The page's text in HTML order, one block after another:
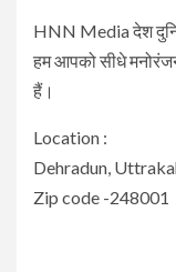
HNN Media देश
हम आपको सीधे
हैं।
Location :
Dehradun,
Zip code -248001